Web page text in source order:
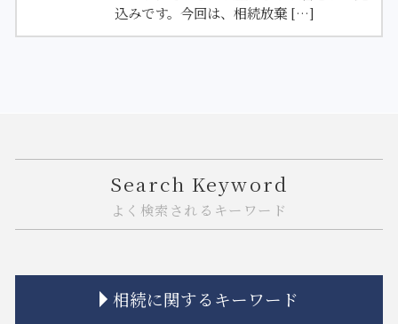
込みです。今回は、相続放棄 […]
Search Keyword
よく検索されるキーワード
相続に関するキーワード